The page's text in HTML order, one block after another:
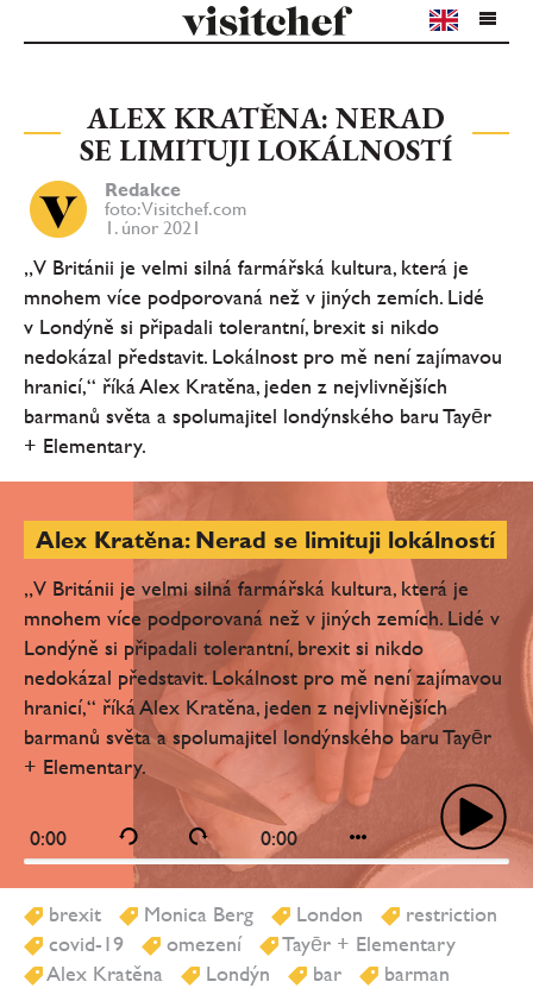
ALEX KRATĚNA: NERAD
SE LIMITUJI LOKÁLNOSTÍ
Redakce
foto: Visitchef.com
1. únor 2021
„V Británii je velmi silná farmářská kultura, která je
mnohem více podporovaná než v jiných zemích. Lidé
v Londýně si připadali tolerantní, brexit si nikdo
nedokázal představit. Lokálnost pro mě není zajímavou
hranicí,“ říká Alex Kratěna, jeden z nejvlivnějších
barmanů světa a spolumajitel londýnského baru Tayēr
+ Elementary.
Alex Kratěna: Nerad se limituji lokálností
„V Británii je velmi silná farmářská kultura, která je
mnohem více podporovaná než v jiných zemích. Lidé v
Londýně si připadali tolerantní, brexit si nikdo
nedokázal představit. Lokálnost pro mě není zajímavou
hranicí,“ říká Alex Kratěna, jeden z nejvlivnějších
barmanů světa a spolumajitel londýnského baru Tayēr
+ Elementary.
0:00 0:00
brexit Monica Berg London
restriction
covid-19
omezení
Tayēr + Elementary
Alex Kratěna
Londýn bar barman